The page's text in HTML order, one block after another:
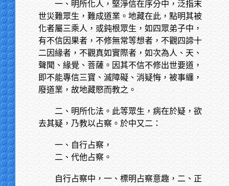
一、明所化人，堅淨信在序分中，泛指末
世災難眾生，難成道業。地藏在此，點明其被
化者屬三乘人，或鈍根眾生，如四眾弟子中，
有不信因果者，不修無常等想者，不觀四諦十
二因緣者，不觀真如實際者，如次為人、天、
聲聞、緣覺、菩薩。因其不信不修出世要道，
即不能專信三寶、滅障礙、消疑悔，被事纏，
廢道業，故地藏愍而教之。
二、明所化法。此等眾生，病在於疑，欲
去其疑，乃教以占察。於中又二：
一、自行占察，
二、代他占察。
自行占察中，一、標明占察意趣，二、正